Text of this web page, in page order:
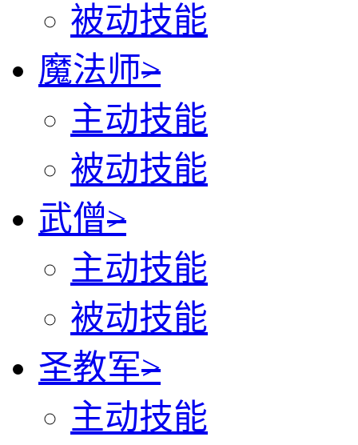
被动技能
魔法师>
主动技能
被动技能
武僧>
主动技能
被动技能
圣教军>
主动技能